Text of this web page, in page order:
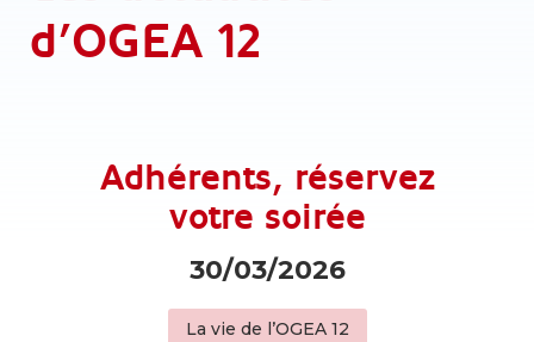
d’OGEA 12
Adhérents, réservez
votre soirée
30/03/2026
La vie de l’OGEA 12